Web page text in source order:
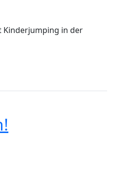
Kinderjumping in der